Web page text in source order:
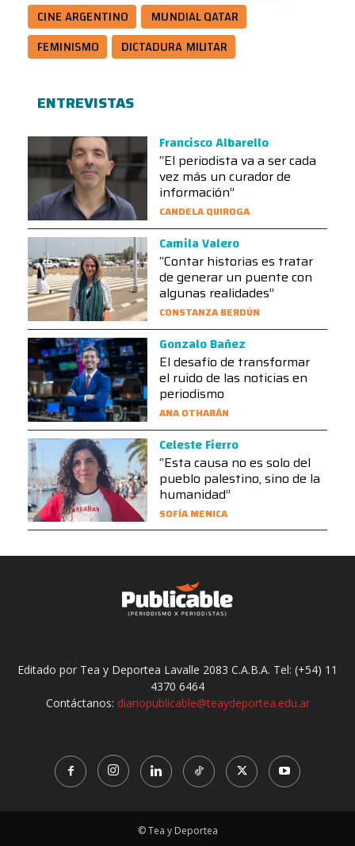
CINE ARGENTINO
MUNDIAL QATAR
FEMINISMO
DICTADURA MILITAR
ENTREVISTAS
Francisco Albarello
“El periodista va a ser cada
vez más un curador de
información”
CANDELA QUIROGA
Camila Valero
“Contar historias es tratar
de generar un puente con
algunas realidades”
CONSTANZA BERDÚN
Gonzalo Bañez
El desafío de transformar
el ruido de las noticias en
periodismo
ANA OTHARÁN
Celeste Fierro
“Esta causa no es solo del
pueblo palestino, sino de la
humanidad”
SOFÍA MENICA
Editado por Tea y Deportea Lavalle 2083 C.A.B.A. Tel: (+54) 11
4370 6464
Contáctanos: diariopublicable@teaydeportea.edu.ar
© Tea y Deportea